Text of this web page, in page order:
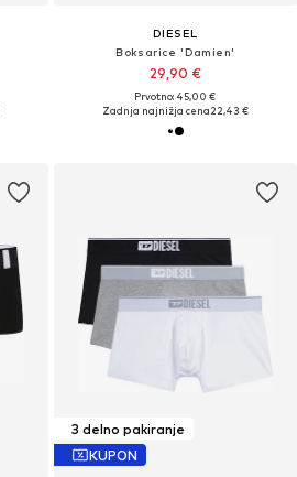
DIESEL
Boksarice 'Damien'
29,90 €
Prvotno: 45,00 €
Zadnja najnižja cena22,43 €
3 delno pakiranje
KUPON